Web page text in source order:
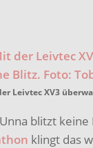
Leivtec XV3
blitzt
klingt das